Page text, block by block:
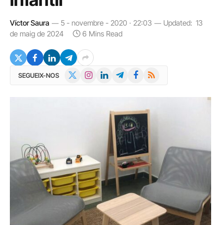
Víctor Saura 5 - novembre - 2020 · 22:03 Updated: 13
de maig de 2024
6 Mins Read
SEGUEIX-NOS InstagramLinkedInTelegramFacebook
RSS